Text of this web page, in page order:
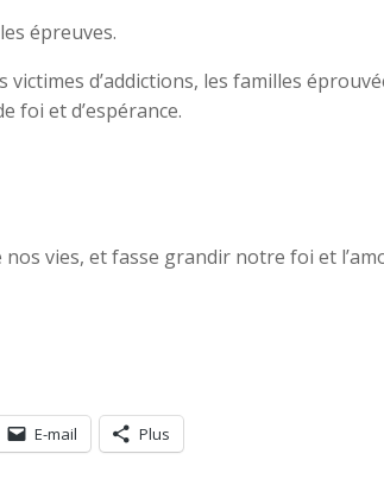
épreuves.
d’addictions, les familles
foi et d’espérance.
nos vies, et fasse grandir notre foi et
E-mail Plus